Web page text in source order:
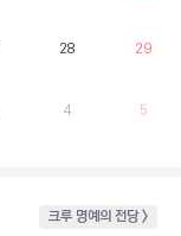
28 29
4 5
크루 명예의 전당 >